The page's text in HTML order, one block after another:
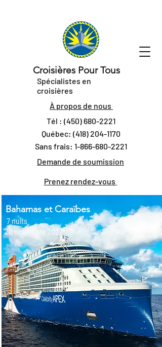
Croisières Pour Tous
Spécialistes en
croisières
À propos de nous
Tél : (450) 680-2221
Québec: (418) 204-1170
Sans frais: 1-866-680-2221
Demande de soumission
Prenez rendez-vous
Bahamas et Caraïbes
7 nuits
20 novembre 2027